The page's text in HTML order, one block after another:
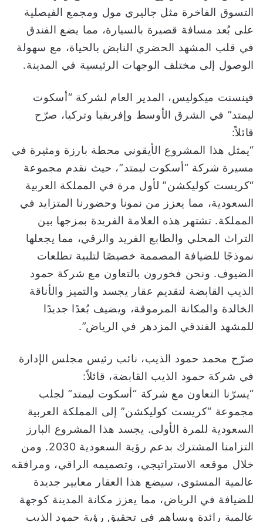
التسوق الفاخرة مثل جاليري مول ومجمع الفيصلية
على بُعد مسافة قصيرة بالسيارة، مما يضع الفندق
في قلب المشهد الحضري النابض بالحياة، مع سهولة
الوصول إلى مختلف الوجهات الرئيسية في المدينة.
فينسنت ميكوليس، المدير العام لشركة “أسكوت
ليمتد” في الشرق الأوسط وإفريقيا وتركيا، صرّح
قائلاً:
“يمثل هذا المشروع الأيقوني محطة بارزة ومثيرة في
مسيرة شركة “أسكوت ليمتد”، حيث نقدم مجموعة
“كريست كوليكشن” لأول مرة في المملكة العربية
السعودية، مما يعزز من نمونا وحضورنا المتزايد في
المملكة. تشتهر هذه العلامة الفريدة بمزجها بين
التراث المحلي والطابع الفريد والرقي، مما يجعلها
نموذجًا للضيافة المصممة خصيصًا لتلبية تطلعات
الضيوف. ونحن فخورون بالتعاون مع شركة حمود
الذيب القابضة لتقديم عقار يجسد والتميز والأناقة
الخالدة والمكانة المرموقة، ويضيف بُعدًا جديدًا
للمشهد الفندقي المزدهر في الرياض”.
صرّح محمد حمود الذيب، نائب رئيس مجلس الإدارة
في شركة حمود الذيب القابضة، قائلاً:
“يسرّنا التعاون مع شركة “أسكوت ليمتد” لجلب
مجموعة “كريست كوليكشن” إلى المملكة العربية
السعودية للمرة الأولى. يجسد هذا المشروع البارز
التزامنا المشترك بدعم رؤية السعودية 2030. ومن
خلال موقعه الاستراتيجي، وتصميمه الراقي، ومرافقه
عالمية المستوى، سيضع هذا العقار معايير جديدة
للضيافة في الرياض، مما يعزز مكانة المدينة كوجهة
عالمية رائدة ويساهم في تحقيق رؤية حمود الذيب